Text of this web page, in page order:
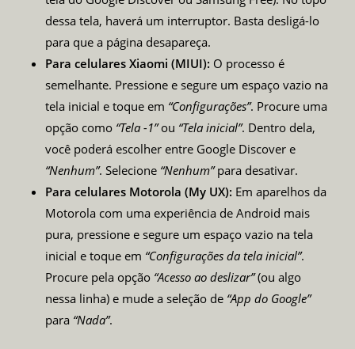
dessa tela, haverá um interruptor. Basta desligá-lo
para que a página desapareça.
Para celulares Xiaomi (MIUI): O processo é
semelhante. Pressione e segure um espaço vazio na
tela inicial e toque em “Configurações”. Procure uma
opção como “Tela -1”ou “Tela inicial”. Dentro dela,
você poderá escolher entre Google Discover e
“Nenhum”. Selecione “Nenhum”para desativar.
Para celulares Motorola (My UX): Em aparelhos da
Motorola com uma experiência de Android mais
pura, pressione e segure um espaço vazio na tela
inicial e toque em “Configurações da tela inicial”.
Procure pela opção “Acesso ao deslizar”(ou algo
nessa linha) e mude a seleção de “App do Google”
para “Nada”.